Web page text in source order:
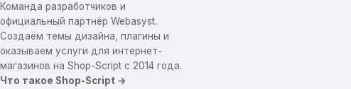
Команда разработчиков и
официальный партнёр Webasyst.
Создаём темы дизайна, плагины и
оказываем услуги для интернет-
магазинов на Shop-Script с 2014 года.
Что такое Shop-Script →